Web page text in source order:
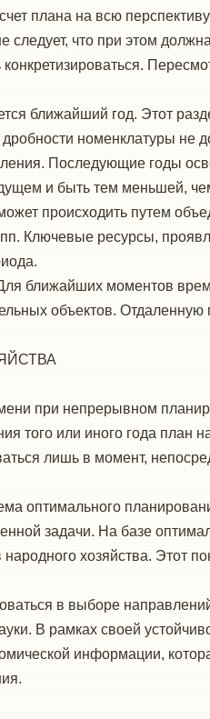
пла­на на всю
что при этом
бли­жайший год. Этот
номенклатуры не
Последующие годы
и быть тем меньшей,
происходить путем
Ключевые ресурсы,
бли­жайших моментов
объек­тов.
при непрерывном
или иного года план
лишь в момент,
опти­мального
за­дачи. На базе
хозяйства. Этот
в выборе
В рамках своей
информации,